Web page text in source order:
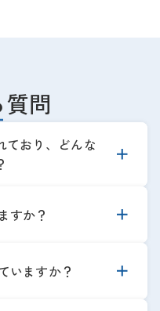
問
ており、どんな
すか？
いますか？